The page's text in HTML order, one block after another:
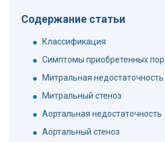
Содержание статьи
Классификация
Симптомы приобретенных
Митральная недостаточность
Митральный стеноз
Аортальная недостаточность
Аортальный стеноз